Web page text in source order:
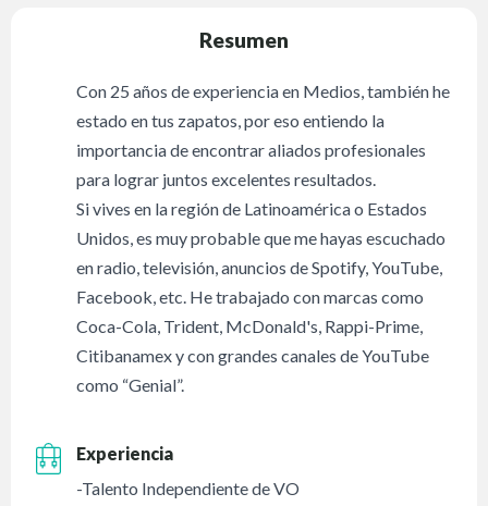
Resumen
Con 25 años de experiencia en Medios, también he
estado en tus zapatos, por eso entiendo la
importancia de encontrar aliados profesionales
para lograr juntos excelentes resultados.
Si vives en la región de Latinoamérica o Estados
Unidos, es muy probable que me hayas escuchado
en radio, televisión, anuncios de Spotify, YouTube,
Facebook, etc. He trabajado con marcas como
Coca-Cola, Trident, McDonald's, Rappi-Prime,
Citibanamex y con grandes canales de YouTube
como “Genial”.
Experiencia
-Talento Independiente de VO